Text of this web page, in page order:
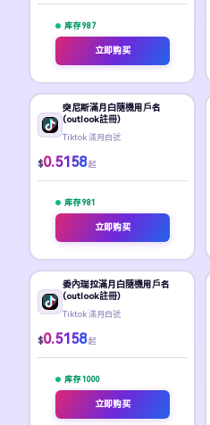
库存 987
立即购买
突尼斯滿月白隨機用戶名
(outlook註冊)
Tiktok 滿月白號
$0.5158 起
库存 981
立即购买
委內瑞拉滿月白隨機用戶名
(outlook註冊)
Tiktok 滿月白號
$0.5158 起
库存 1000
立即购买